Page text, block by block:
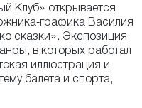
Клуб» открывается
графика Василия
сказки». Экспозиция
в которых работал
иллюстрация и
балета и спорта,